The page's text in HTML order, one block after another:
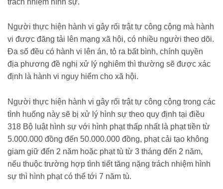
Người thực hiện hành vi gây rối trật tự công cộng mà hành
vi được đăng tải lên mạng xã hội, có nhiều người theo dõi.
Đa số đều có hành vi lên án, tỏ ra bất bình, chính quyền
địa phương đề nghị xử lý nghiêm thì thường sẽ được xác
định là hành vi nguy hiểm cho xã hội.
Người thực hiện hành vi gây rối trật tự công cộng trong các
tình huống này sẽ bị xử lý hình sự theo quy định tại điều
318 Bộ luật hình sự với hình phạt thấp nhất là phạt tiền từ
5.000.000 đồng đến 50.000.000 đồng, phạt cải tạo không
giam giữ đến 2 năm hoặc phạt tù từ 3 tháng đến 2 năm,
nếu thuộc trường hợp tình tiết tăng nặng trách nhiệm hình
sự thì hình phạt có thể tới 7 năm tù.